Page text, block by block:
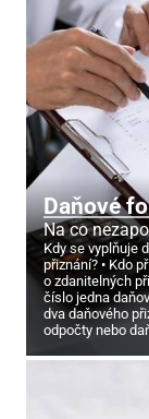
Daňové
Na co
Kdy se vyplňuje
přiznání?
Kdo
o zdanitelných
číslo jedna
dva daňového
odpočty nebo